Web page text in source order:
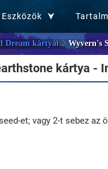
Eszközök
Dream kártyái Wyvern's
kártya -
et; vagy 2-t sebez az